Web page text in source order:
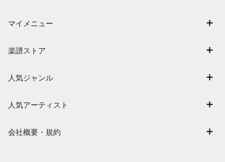
マイメニュー
退会はこちら
楽譜ストア
難易度別に探す
まもなく配信
人気ジャンル
保育
人気アーティスト
会社概要・規約